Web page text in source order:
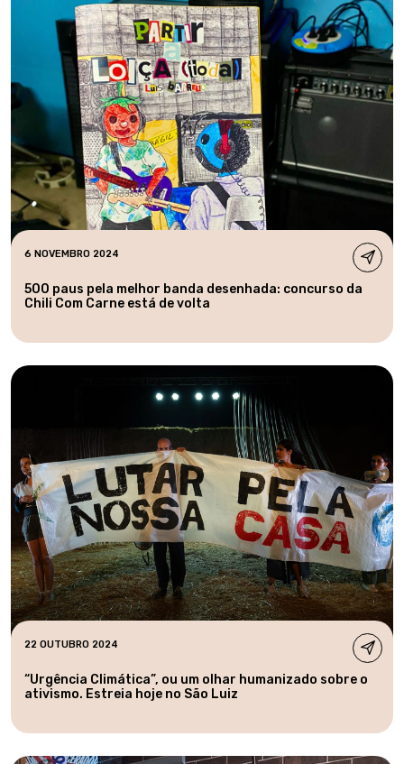
6 NOVEMBRO 2024
500 paus pela melhor banda desenhada: concurso da
Chili Com Carne está de volta
22 OUTUBRO 2024
“Urgência Climática”, ou um olhar humanizado sobre o
ativismo. Estreia hoje no São Luiz